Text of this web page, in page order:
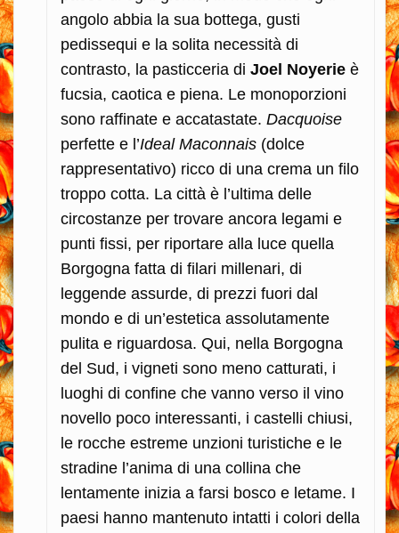
angolo abbia la sua bottega, gusti
pedissequi e la solita necessità di
contrasto, la pasticceria di Joel Noyerie è
fucsia, caotica e piena. Le monoporzioni
sono raffinate e accatastate. Dacquoise
perfette e l’Ideal Maconnais (dolce
rappresentativo) ricco di una crema un filo
troppo cotta. La città è l’ultima delle
circostanze per trovare ancora legami e
punti fissi, per riportare alla luce quella
Borgogna fatta di filari millenari, di
leggende assurde, di prezzi fuori dal
mondo e di un’estetica assolutamente
pulita e riguardosa. Qui, nella Borgogna
del Sud, i vigneti sono meno catturati, i
luoghi di confine che vanno verso il vino
novello poco interessanti, i castelli chiusi,
le rocche estreme unzioni turistiche e le
stradine l’anima di una collina che
lentamente inizia a farsi bosco e letame. I
paesi hanno mantenuto intatti i colori della